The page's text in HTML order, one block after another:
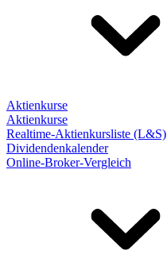
Aktienkurse
Aktienkurse
Realtime-Aktienkursliste (L&S)
Dividendenkalender
Online-Broker-Vergleich